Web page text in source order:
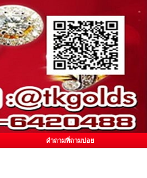
คำถามที่ถามบ่อย